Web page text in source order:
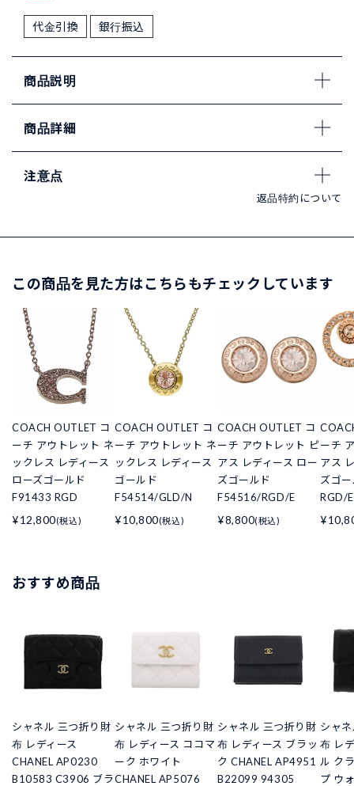
代金引換 銀行振込
商品説明
商品詳細
注意点
返品特約について
この商品を見た方はこちらもチェックしています
COACH OUTLET コ
ーチ アウトレット ネ
ックレス レディース
ローズゴールド
F91433 RGD
¥12,800(税込)
COACH OUTLET コ
ーチ アウトレット ネ
ックレス レディース
ゴールド
F54514/GLD/N
¥10,800(税込)
COACH OUTLET コ
ーチ アウトレット ピ
アス レディース ロー
ズゴールド
F54516/RGD/E
¥8,800(税込)
ーチ
アス
ズゴ
RGD/E
おすすめ商品
シャネル 三つ折り財
布 レディース
CHANEL AP0230
B10583 C3906 ブラ
シャネル 三つ折り財
布 レディース ココマ
ーク ホワイト
CHANEL AP5076
シャネル 三つ折り財
布 レディース ブラッ
ク CHANEL AP4951
B22099 94305
シャ
布 レ
ル ク
プ ウ